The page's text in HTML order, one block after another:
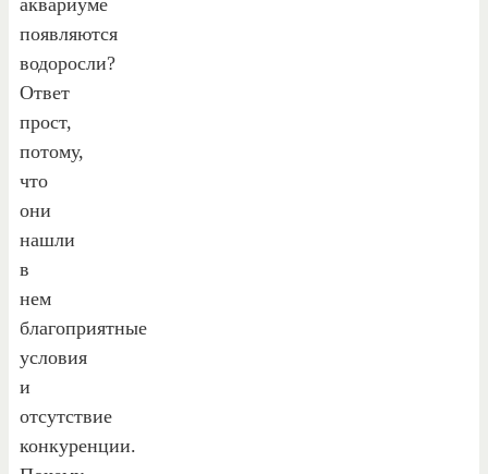
появляются
водоросли?
Ответ
прост,
потому,
что
они
нашли
в
нем
благоприятные
условия
и
отсутствие
конкуренции.